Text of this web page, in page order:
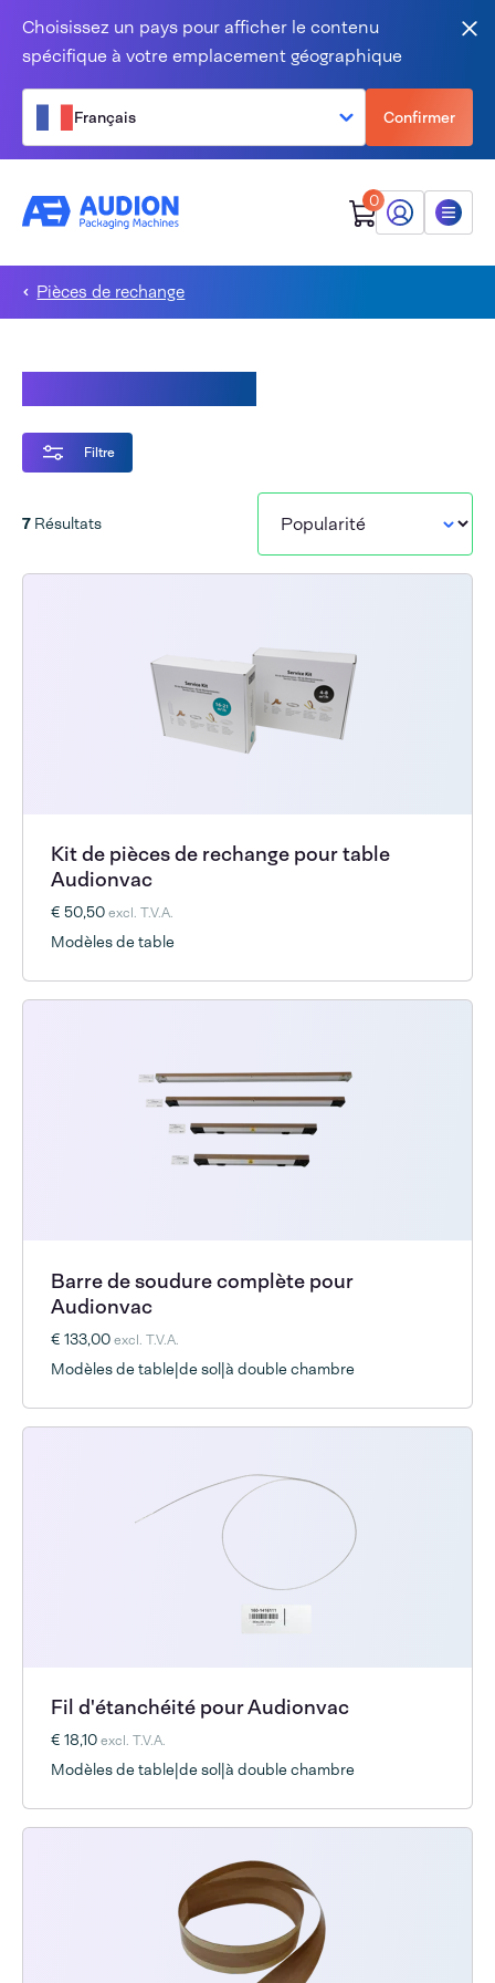
Choisissez un pays pour afficher le contenu
spécifique à votre emplacement géographique
Français Confirmer
0
Mon Audion
Menu
Pièces de rechange
Filtre
7 Résultats
Kit de pièces de rechange pour table
Audionvac
€ 50,50excl. T.V.A.
Modèles de table
Barre de soudure complète pour
Audionvac
€ 133,00excl. T.V.A.
Modèles de table|de sol|à double chambre
Fil d'étanchéité pour Audionvac
€ 18,10excl. T.V.A.
Modèles de table|de sol|à double chambre